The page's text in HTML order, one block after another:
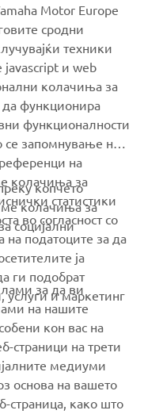
special events, new
process your personal
Motor Europe
сродни
техники
javascript и web
колачиња за
да функционира
функционалности
запомнување на
на
колачиња за
статистики
во согласност со
на податоците за да
ја
ги подобрат
услуги и маркетинг
копчето
колачиња за
социјални
за да ви
на нашите
кон вас на
страници на трети
медиуми
основа на вашето
страница, како што